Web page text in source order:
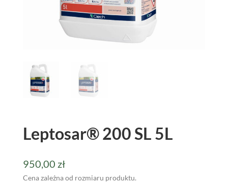
Leptosar® 200 SL 5L
950,00 zł
Cena zależna od rozmiaru produktu.